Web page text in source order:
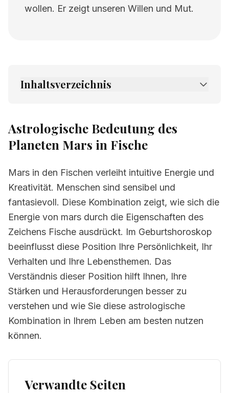
wollen. Er zeigt unseren Willen und Mut.
Inhaltsverzeichnis
2. Verwandte Seiten
Astrologische Bedeutung des
Planeten Mars in Fische
Mars in den Fischen verleiht intuitive Energie und
Kreativität. Menschen sind sensibel und
fantasievoll. Diese Kombination zeigt, wie sich die
Energie von mars durch die Eigenschaften des
Zeichens Fische ausdrückt. Im Geburtshoroskop
beeinflusst diese Position Ihre Persönlichkeit, Ihr
Verhalten und Ihre Lebensthemen. Das
Verständnis dieser Position hilft Ihnen, Ihre
Stärken und Herausforderungen besser zu
verstehen und wie Sie diese astrologische
Kombination in Ihrem Leben am besten nutzen
können.
Verwandte Seiten